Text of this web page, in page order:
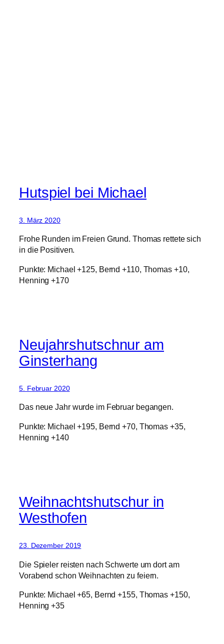
Hutspiel bei Michael
3. März 2020
Frohe Runden im Freien Grund. Thomas rettete sich
in die Positiven.
Punkte: Michael +125, Bernd +110, Thomas +10,
Henning +170
Neujahrshutschnur am
Ginsterhang
5. Februar 2020
Das neue Jahr wurde im Februar begangen.
Punkte: Michael +195, Bernd +70, Thomas +35,
Henning +140
Weihnachtshutschur in
Westhofen
23. Dezember 2019
Die Spieler reisten nach Schwerte um dort am
Vorabend schon Weihnachten zu feiern.
Punkte: Michael +65, Bernd +155, Thomas +150,
Henning +35